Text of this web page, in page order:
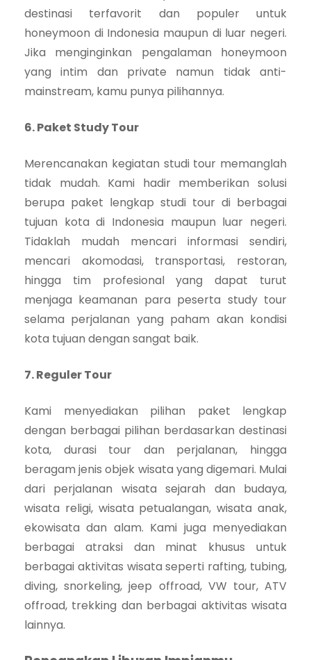
destinasi terfavorit dan populer untuk
honeymoon di Indonesia maupun di luar negeri.
Jika menginginkan pengalaman honeymoon
yang intim dan private namun tidak anti-
mainstream, kamu punya pilihannya.
6. Paket Study Tour
Merencanakan kegiatan studi tour memanglah
tidak mudah. Kami hadir memberikan solusi
berupa paket lengkap studi tour di berbagai
tujuan kota di Indonesia maupun luar negeri.
Tidaklah mudah mencari informasi sendiri,
mencari akomodasi, transportasi, restoran,
hingga tim profesional yang dapat turut
menjaga keamanan para peserta study tour
selama perjalanan yang paham akan kondisi
kota tujuan dengan sangat baik.
7. Reguler Tour
Kami menyediakan pilihan paket lengkap
dengan berbagai pilihan berdasarkan destinasi
kota, durasi tour dan perjalanan, hingga
beragam jenis objek wisata yang digemari. Mulai
dari perjalanan wisata sejarah dan budaya,
wisata religi, wisata petualangan, wisata anak,
ekowisata dan alam. Kami juga menyediakan
berbagai atraksi dan minat khusus untuk
berbagai aktivitas wisata seperti rafting, tubing,
diving, snorkeling, jeep offroad, VW tour, ATV
offroad, trekking dan berbagai aktivitas wisata
lainnya.